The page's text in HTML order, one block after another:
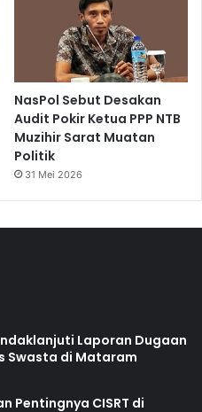
NasPol Sebut Desakan
Audit Pokir Ketua PPP NTB
Muzihir Sarat Muatan
Politik
31 Mei 2026
Laporan Dugaan
Swasta di Mataram
Pentingnya CISRT di